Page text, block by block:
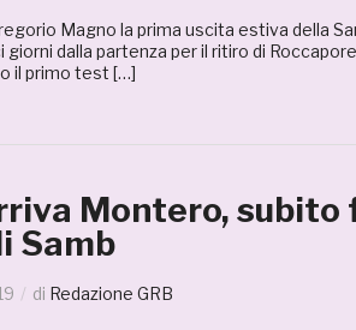
Magno la prima uscita estiva della
dalla partenza per il ritiro di
il primo test […]
Montero, subito
Samb
di Redazione GRB